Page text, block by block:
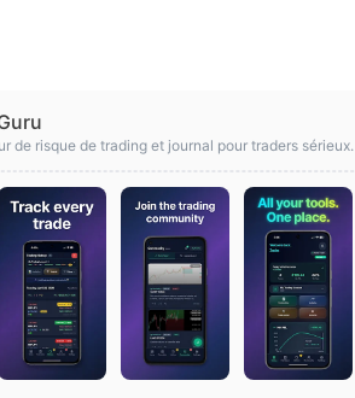
de risque de trading et journal pour traders sérieux.